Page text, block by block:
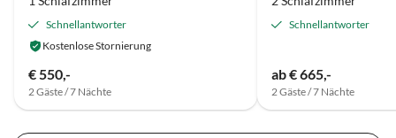
Schnellantworter
Kostenlose Stornierung
€ 550,-
2 Gäste / 7 Nächte
Schnellantworter
ab € 665,-
2 Gäste / 7 Nächte